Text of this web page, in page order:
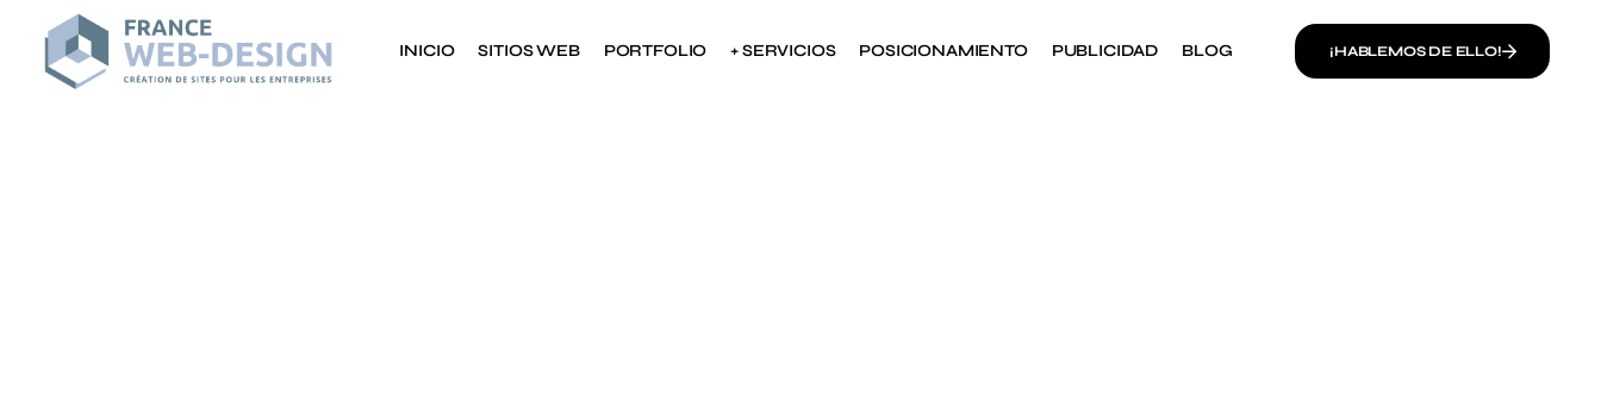
INICIO SITIOS WEB PORTFOLIO + SERVICIOS POSICIONAMIENTO PUBLICIDAD BLOG ¡HABLEMOS DE ELLO!